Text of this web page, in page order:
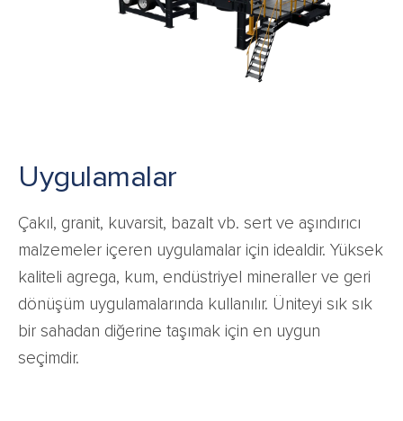
Uygulamalar
Çakıl, granit, kuvarsit, bazalt vb. sert ve aşındırıcı
malzemeler içeren uygulamalar için idealdir. Yüksek
kaliteli agrega, kum, endüstriyel mineraller ve geri
dönüşüm uygulamalarında kullanılır. Üniteyi sık sık
bir sahadan diğerine taşımak için en uygun
seçimdir.